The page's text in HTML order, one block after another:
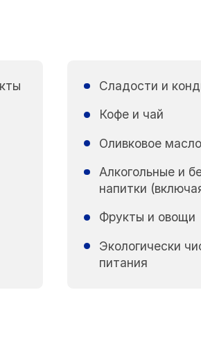
Сладости и
Кофе и чай
Оливковое
Алкогольные и
напитки
Фрукты и овощи
Экологически
питания